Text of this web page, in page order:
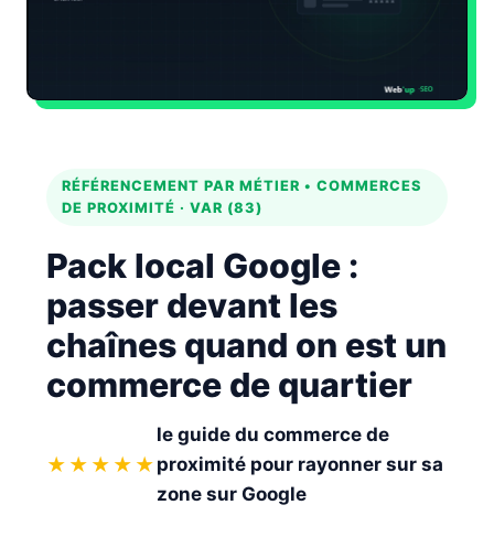
RÉFÉRENCEMENT PAR MÉTIER • COMMERCES
DE PROXIMITÉ · VAR (83)
Pack local Google :
passer devant les
chaînes quand on est un
commerce de quartier
★★★★★
le guide du commerce de
proximité pour rayonner sur sa
zone sur Google